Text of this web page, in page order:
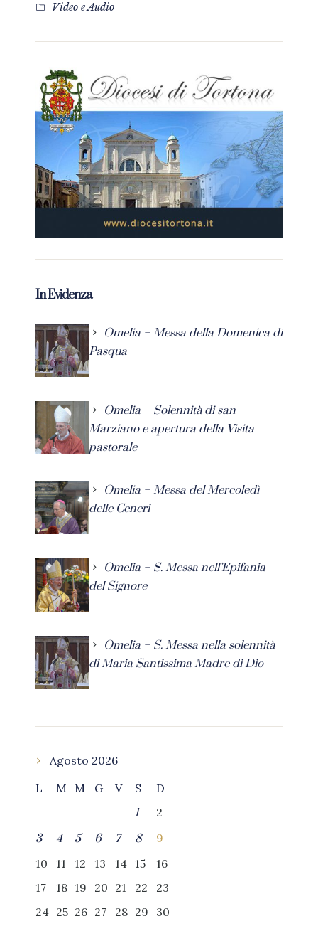
Video e Audio
In Evidenza
Omelia – Messa della Domenica di
Pasqua
Omelia – Solennità di san
Marziano e apertura della Visita
pastorale
Omelia – Messa del Mercoledì
delle Ceneri
Omelia – S. Messa nell’Epifania
del Signore
Omelia – S. Messa nella solennità
di Maria Santissima Madre di Dio
Agosto 2026
L
M M G V S
D
1
2
3
4 5 6 7 8
9
10
11 12 13 14 15
16
17
18 19 20 21 22
23
24 25 26 27 28 29
30